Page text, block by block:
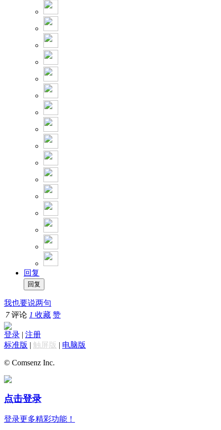
回复
我也要说两句
7评论 1 收藏 赞
登录 | 注册
标准版 | 触屏版 | 电脑版
© Comsenz Inc.
点击登录
登录更多精彩功能！